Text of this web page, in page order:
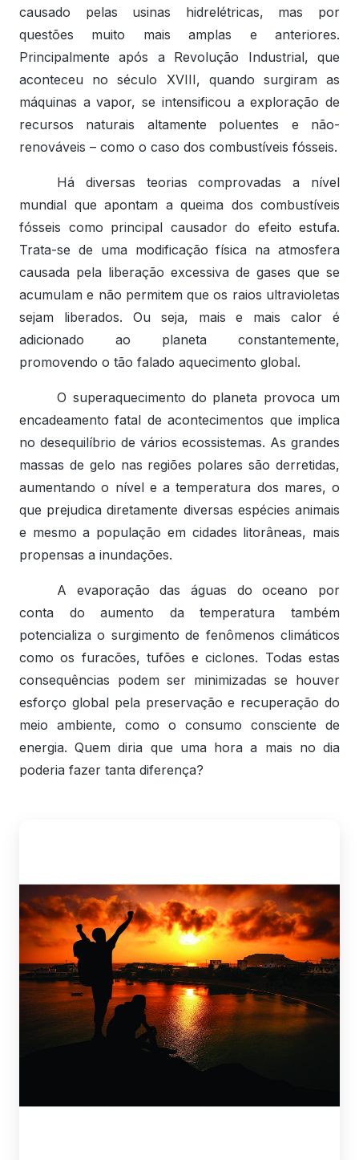
causado pelas usinas hidrelétricas, mas por
questões muito mais amplas e anteriores.
Principalmente após a Revolução Industrial, que
aconteceu no século XVIII, quando surgiram as
máquinas a vapor, se intensificou a exploração de
recursos naturais altamente poluentes e não-
renováveis – como o caso dos combustíveis fósseis.
Há diversas teorias comprovadas a nível
mundial que apontam a queima dos combustíveis
fósseis como principal causador do efeito estufa.
Trata-se de uma modificação física na atmosfera
causada pela liberação excessiva de gases que se
acumulam e não permitem que os raios ultravioletas
sejam liberados. Ou seja, mais e mais calor é
adicionado ao planeta constantemente,
promovendo o tão falado aquecimento global.
O superaquecimento do planeta provoca um
encadeamento fatal de acontecimentos que implica
no desequilíbrio de vários ecossistemas. As grandes
massas de gelo nas regiões polares são derretidas,
aumentando o nível e a temperatura dos mares, o
que prejudica diretamente diversas espécies animais
e mesmo a população em cidades litorâneas, mais
propensas a inundações.
A evaporação das águas do oceano por
conta do aumento da temperatura também
potencializa o surgimento de fenômenos climáticos
como os furacões, tufões e ciclones. Todas estas
consequências podem ser minimizadas se houver
esforço global pela preservação e recuperação do
meio ambiente, como o consumo consciente de
energia. Quem diria que uma hora a mais no dia
poderia fazer tanta diferença?